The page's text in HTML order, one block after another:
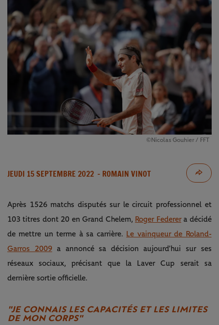
©Nicolas Gouhier / FFT
JEUDI 15 SEPTEMBRE 2022 - ROMAIN VINOT
Après 1526 matchs disputés sur le circuit professionnel et
103 titres dont 20 en Grand Chelem, Roger Federera décidé
de mettre un terme à sa carrière. Le vainqueur de Roland-
Garros 2009a annoncé sa décision aujourd’hui sur ses
réseaux sociaux, précisant que la Laver Cup serait sa
dernière sortie officielle.
"JE CONNAIS LES CAPACITÉS ET LES LIMITES
DE MON CORPS"